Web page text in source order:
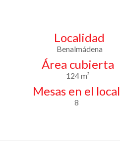
Localidad
Benalmádena
Área cubierta
124 m²
Mesas en el local
8